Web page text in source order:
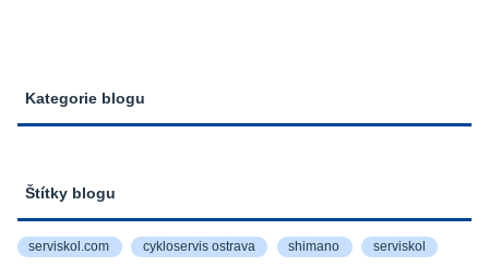
Kategorie blogu
Štítky blogu
serviskol.com cykloservis ostrava shimano serviskol